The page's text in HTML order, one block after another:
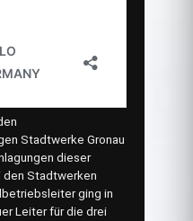
Stadtwerke Gronau
dieser
Stadtwerken
ging in
Leiter für die drei